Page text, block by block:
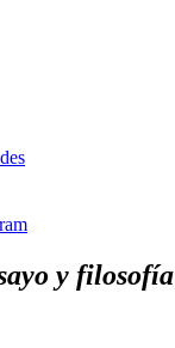
y filosofía